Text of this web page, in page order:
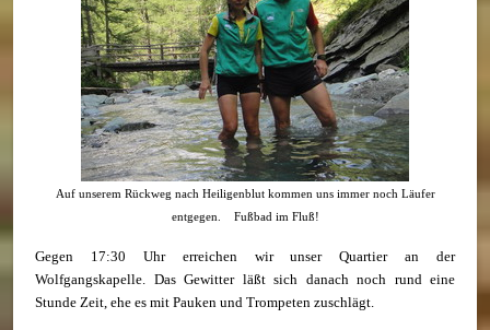
Auf unserem Rückweg nach Heiligenblut kommen uns immer noch Läufer
entgegen. Fußbad im Fluß!
Gegen 17:30 Uhr erreichen wir unser Quartier an der
Wolfgangskapelle. Das Gewitter läßt sich danach noch rund eine
Stunde Zeit, ehe es mit Pauken und Trompeten zuschlägt.